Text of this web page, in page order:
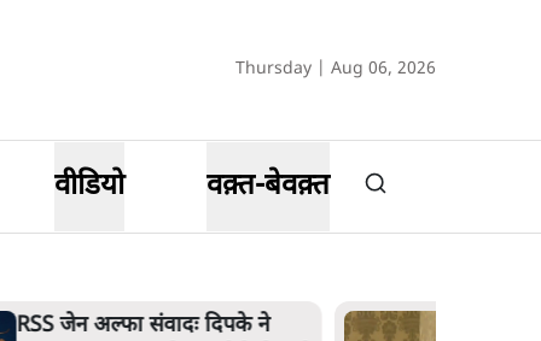
Thursday | Aug 06, 2026
वीडियो वक़्त-बेवक़्त
RSS जेन अल्फा संवादः दिपके ने